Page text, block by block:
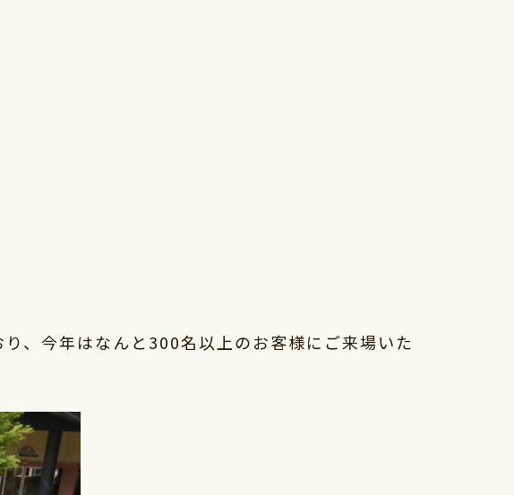
、今年はなんと300名以上のお客様にご来場いた